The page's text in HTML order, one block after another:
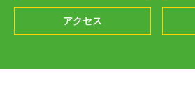
アクセス